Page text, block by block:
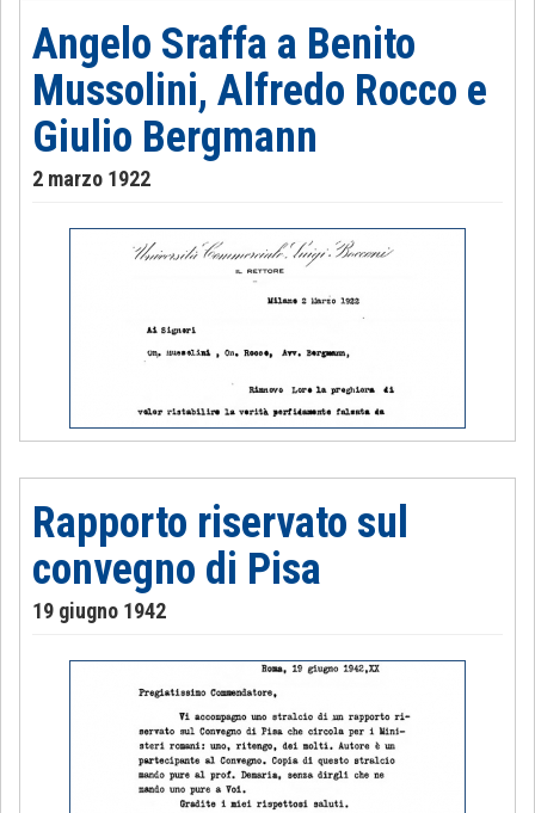
Angelo Sraffa a Benito
Mussolini, Alfredo Rocco e
Giulio Bergmann
2 marzo 1922
Rapporto riservato sul
convegno di Pisa
19 giugno 1942